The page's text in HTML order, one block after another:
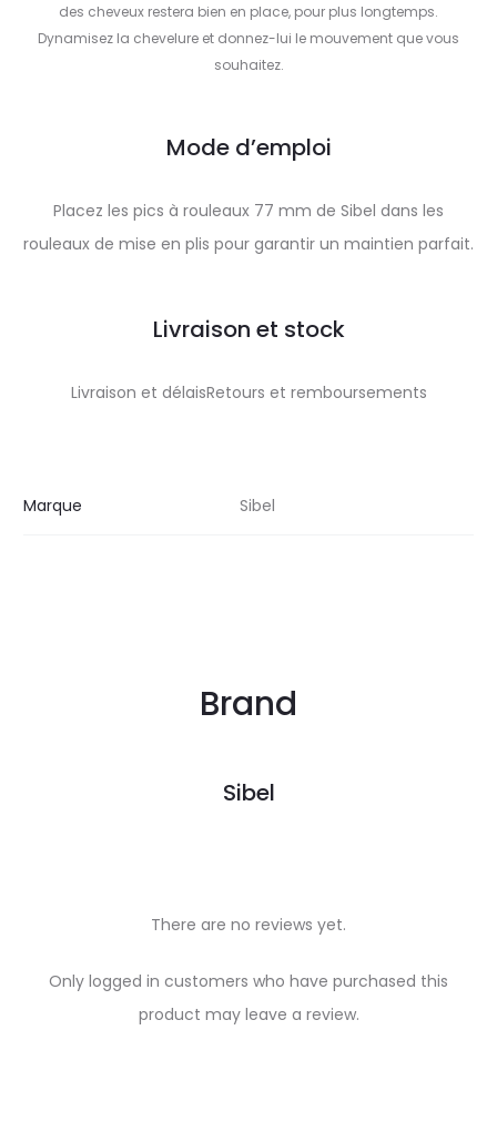
des cheveux restera bien en place, pour plus longtemps.
Dynamisez la chevelure et donnez-lui le mouvement que vous
souhaitez.
Mode d’emploi
Placez les pics à rouleaux 77 mm de Sibel dans les
rouleaux de mise en plis pour garantir un maintien parfait.
Livraison et stock
Livraison et délaisRetours et remboursements
Marque Sibel
Brand
Sibel
There are no reviews yet.
Only logged in customers who have purchased this
product may leave a review.